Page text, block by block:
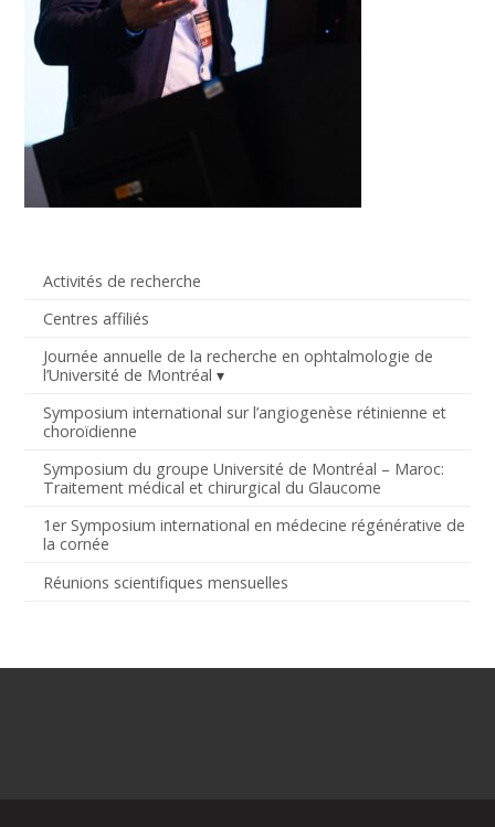
Activités de recherche
Centres affiliés
Journée annuelle de la recherche en ophtalmologie de
l’Université de Montréal
Symposium international sur l’angiogenèse rétinienne et
choroïdienne
Symposium du groupe Université de Montréal – Maroc:
Traitement médical et chirurgical du Glaucome
1er Symposium international en médecine régénérative de
la cornée
Réunions scientifiques mensuelles